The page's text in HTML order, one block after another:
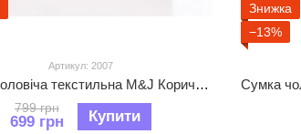
Артикул: 2007
Сумка чоловіча текстильна M&J Коричневий 29х23х10 см (2007)
799 грн
699 грн Купити
Знижка
−13%